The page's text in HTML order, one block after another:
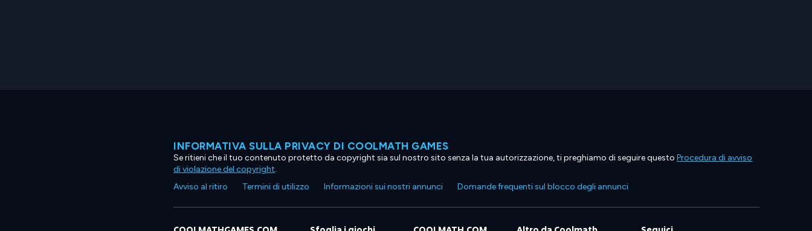
INFORMATIVA SULLA PRIVACY DI COOLMATH GAMES
Se ritieni che il tuo contenuto protetto da copyright sia sul nostro sito senza la tua autorizzazione, ti preghiamo di seguire questo Procedura di avviso
di violazione del copyright.
Avviso al ritiro
Termini di utilizzo Informazioni sui nostri annunci Domande frequenti sul blocco degli annunci